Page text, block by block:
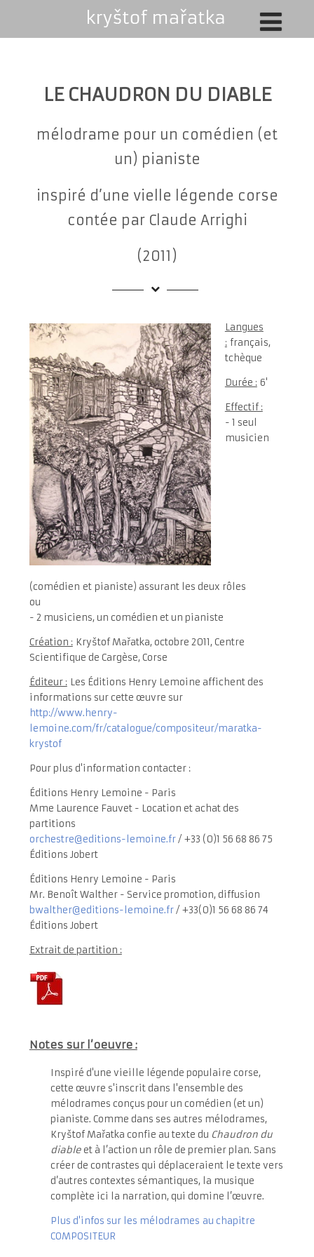
LE CHAUDRON DU DIABLE
mélodrame pour un comédien (et
un) pianiste
inspiré d’une vielle légende corse
contée par Claude Arrighi
(2011)
Langues
:français,
tchèque
Durée : 6'
Effectif :
- 1 seul
musicien
(comédien et pianiste) assurant les deux rôles
ou
- 2 musiciens, un comédien et un pianiste
Création :Kryštof Mařatka, octobre 2011, Centre
Scientifique de Cargèse, Corse
Éditeur : Les Éditions Henry Lemoine affichent des
informations sur cette œuvre sur
http://www.henry-
lemoine.com/fr/catalogue/compositeur/maratka-
krystof
Pour plus d'information contacter :
Éditions Henry Lemoine - Paris
Mme Laurence Fauvet - Location et achat des
partitions
orchestre@editions-lemoine.fr/ +33 (0)1 56 68 86 75
Éditions Jobert
Éditions Henry Lemoine - Paris
Mr. Benoît Walther - Service promotion, diffusion
bwalther@editions-lemoine.fr/ +33(0)1 56 68 86 74
Éditions Jobert
Extrait de partition :
Notes sur l’oeuvre :
Inspiré d'une vieille légende populaire corse,
cette œuvre s'inscrit dans l'ensemble des
mélodrames conçus pour un comédien (et un)
pianiste. Comme dans ses autres mélodrames,
Kryštof Mařatka confie au texte du Chaudron du
diable et à l’action un rôle de premier plan. Sans
créer de contrastes qui déplaceraient le texte vers
d’autres contextes sémantiques, la musique
complète ici la narration, qui domine l’œuvre.
P lus d'infos sur les mélodrames au chapitre
COMPOSITEUR